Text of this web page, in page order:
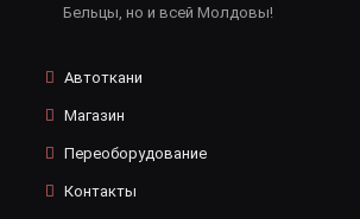
Бельцы, но и всей Молдовы!
Автоткани
Магазин
Переоборудование
Контакты